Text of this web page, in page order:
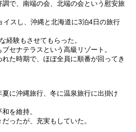
調で、南端の会、北端の会という慰安旅
イスし、沖縄と北海道に3泊4日の旅行
経験もさせてもらった。
セナテラスという高級リゾート。
た時期で、ほぼ全員に順番が回ってき
に沖縄旅行、冬に温泉旅行に出掛け
を維持。
ったが、充実もしていた。